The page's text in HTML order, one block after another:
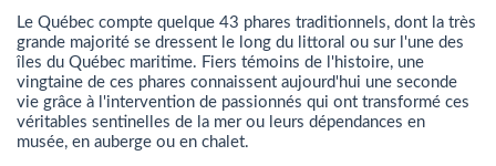
Le Québec compte quelque 43 phares traditionnels, dont la très
grande majorité se dressent le long du littoral ou sur l'une des
îles du Québec maritime. Fiers témoins de l'histoire, une
vingtaine de ces phares connaissent aujourd'hui une seconde
vie grâce à l'intervention de passionnés qui ont transformé ces
véritables sentinelles de la mer ou leurs dépendances en
musée, en auberge ou en chalet.